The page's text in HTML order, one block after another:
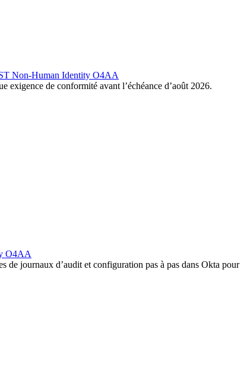
Non-Human Identity O4AA
de conformité avant l’échéance d’août 2026.
O4AA
de journaux d’audit et configuration pas à pas dans Okta pour